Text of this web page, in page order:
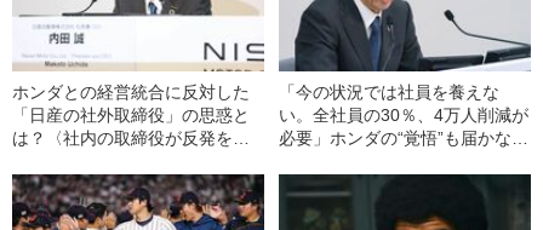
ホンダとの経営統合に反対した
「日産の社外取締役」の思惑と
は？〈社内の取締役が反発を恐
「今の状況では社員を養えな
い。全社員の30％、4万人削減が
必要」ホンダの“覚悟”も届かなか